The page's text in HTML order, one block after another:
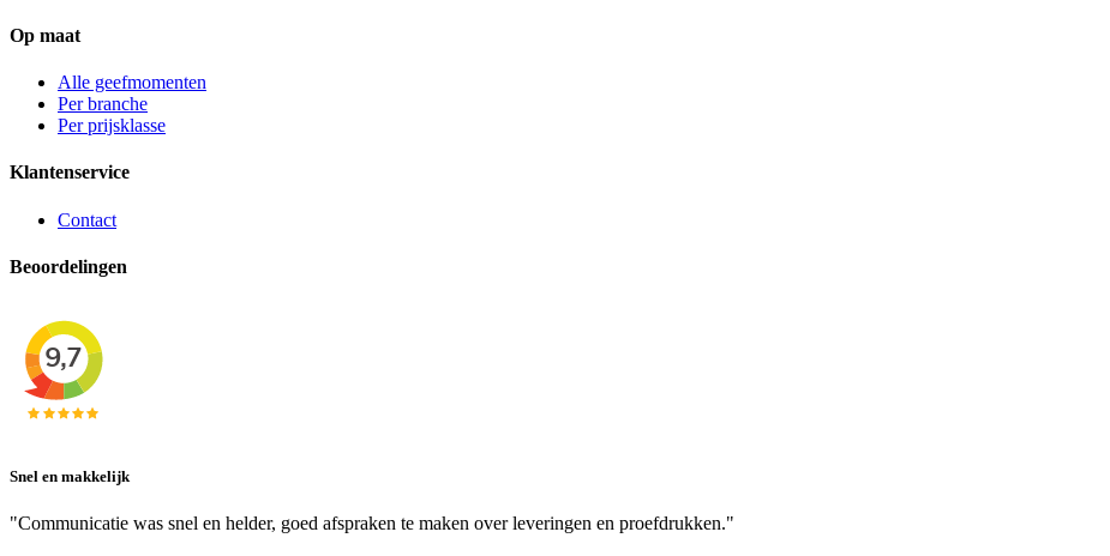
Op maat
Alle geefmomenten
Per branche
Per prijsklasse
Klantenservice
Contact
Beoordelingen
Snel en makkelijk
"Communicatie was snel en helder, goed afspraken te maken over leveringen en proefdrukken."